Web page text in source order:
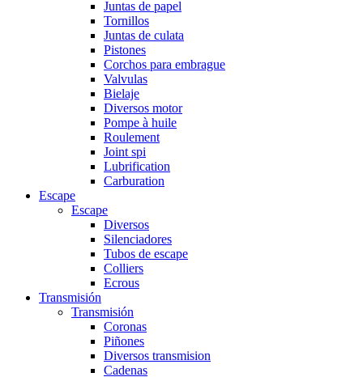
Juntas de papel
Tornillos
Juntas de culata
Pistones
Corchos para embrague
Valvulas
Bielaje
Diversos motor
Pompe à huile
Roulement
Joint spi
Lubrification
Carburation
Escape
Escape
Diversos
Silenciadores
Tubos de escape
Colliers
Ecrous
Transmisión
Transmisión
Coronas
Piñones
Diversos transmision
Cadenas